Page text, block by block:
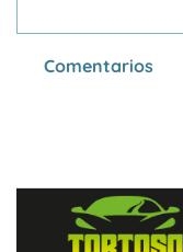
Comentarios